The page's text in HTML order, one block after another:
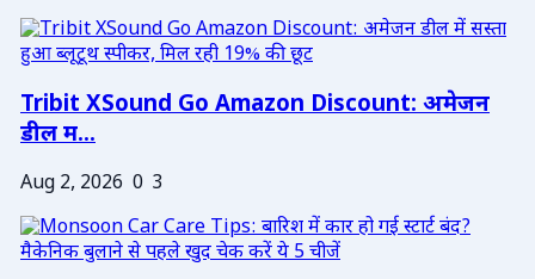
Tribit XSound Go Amazon Discount: अमेजन
डील म...
Aug 2, 2026 0 3